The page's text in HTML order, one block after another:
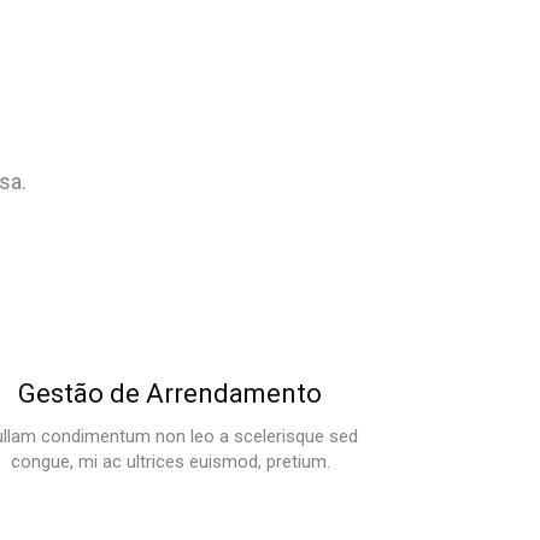
Gestão de Arrendamento
condimentum non leo a scelerisque sed
congue, mi ac ultrices euismod, pretium.